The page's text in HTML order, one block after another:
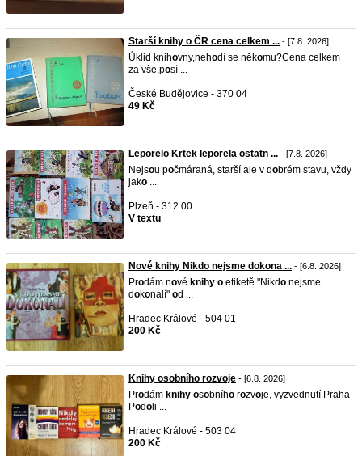
Starší knihy o ČR cena celkem ... - [7.8. 2026]
Úklid knihovny,nehodí se někomu?Cena celkem
za vše,posí ...
České Budějovice - 370 04
49 Kč
Leporelo Krtek leporela ostatn ... - [7.8. 2026]
Nejsou počmáraná, starší ale v dobrém stavu, vždy
jako ...
Plzeň - 312 00
V textu
Nové knihy Nikdo nejsme dokona ... - [6.8. 2026]
Prodám nové knihy o etiketě "Nikdo nejsme
dokonalí" od ...
Hradec Králové - 504 01
200 Kč
Knihy osobního rozvoje - [6.8. 2026]
Prodám knihy osobního rozvoje, vyzvednutí Praha
Podo li ...
Hradec Králové - 503 04
200 Kč